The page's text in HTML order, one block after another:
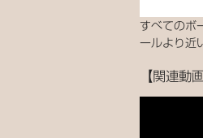
すべてのボ
ールより近
【関連動画